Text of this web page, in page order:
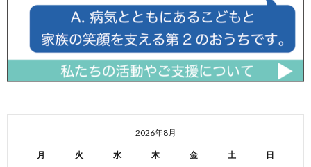
2026年8月
月 火 水 木 金 土 日